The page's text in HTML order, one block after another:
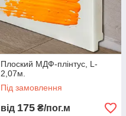
Плоский МДФ-плінтус, L-
2,07м.
Під замовлення
від 175 ₴/пог.м